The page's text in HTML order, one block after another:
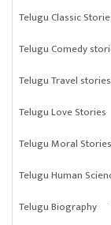
Telugu Classic
Telugu Comedy
Telugu Travel stories
Telugu Love Stories
Telugu Moral Stories
Telugu Human
Telugu Biography